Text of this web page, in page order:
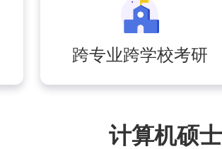
跨专业跨学校考研
计算机硕